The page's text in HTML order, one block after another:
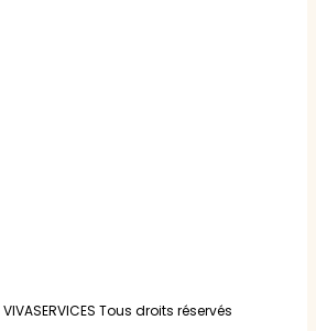
VIVASERVICES Tous droits réservés